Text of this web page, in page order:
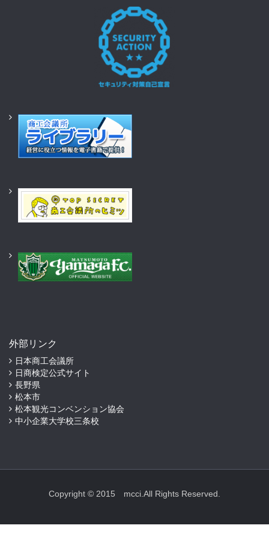
外部リンク
日本商工会議所
日商検定公式サイト
長野県
松本市
松本観光コンベンション協会
中小企業大学校三条校
Copyright © 2015 mcci.All Rights Reserved.